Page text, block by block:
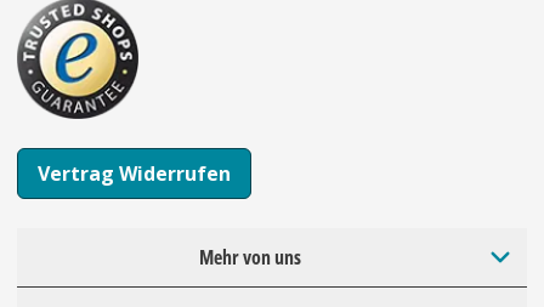
Vertrag Widerrufen
Mehr von uns